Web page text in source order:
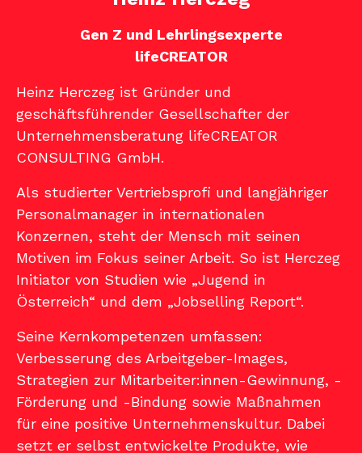
Gen Z und Lehrlingsexperte
lifeCREATOR
Heinz Herczeg ist Gründer und
geschäftsführender Gesellschafter der
Unternehmensberatung lifeCREATOR
CONSULTING GmbH.
Als studierter Vertriebsprofi und langjähriger
Personalmanager in internationalen
Konzernen, steht der Mensch mit seinen
Motiven im Fokus seiner Arbeit. So ist Herczeg
Initiator von Studien wie „Jugend in
Österreich“ und dem „Jobselling Report“.
Seine Kernkompetenzen umfassen:
Verbesserung des Arbeitgeber-Images,
Strategien zur Mitarbeiter:innen-Gewinnung, -
Förderung und -Bindung sowie Maßnahmen
für eine positive Unternehmenskultur. Dabei
setzt er selbst entwickelte Produkte, wie